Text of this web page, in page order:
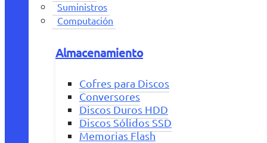
Suministros
Computación
Almacenamiento
Cofres para Discos
Conversores
Discos Duros HDD
Discos Sólidos SSD
Memorias Flash